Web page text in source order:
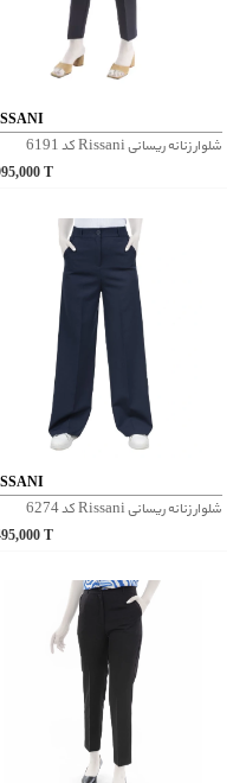
RISSANI
شلوار زنانه ریسانی Rissani کد 6191
2,995,000
RISSANI
شلوار زنانه ریسانی Rissani کد 6274
2,495,000